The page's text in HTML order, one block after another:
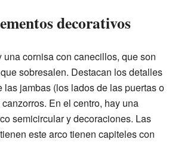
decorativos
una cornisa con canecillos, que son
sobresalen. Destacan los detalles
las jambas (los lados de las puertas o
En el centro, hay una
semicircular y decoraciones. Las
este arco tienen capiteles con